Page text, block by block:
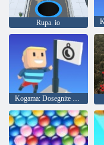
Rupa. io
Kogama: Dosegnite zastavu